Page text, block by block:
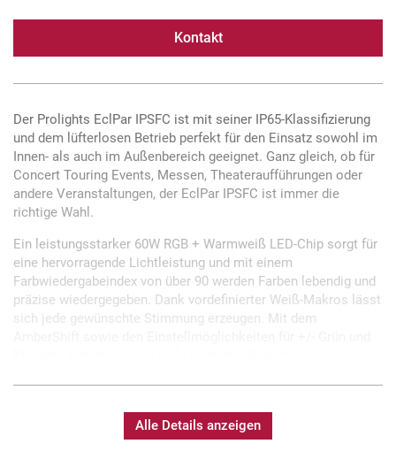
Kontakt
Der Prolights EclPar IPSFC ist mit seiner IP65-Klassifizierung
und dem lüfterlosen Betrieb perfekt für den Einsatz sowohl im
Innen- als auch im Außenbereich geeignet. Ganz gleich, ob für
Concert Touring Events, Messen, Theateraufführungen oder
andere Veranstaltungen, der EclPar IPSFC ist immer die
richtige Wahl.
Ein leistungsstarker 60W RGB + Warmweiß LED-Chip sorgt für
eine hervorragende Lichtleistung und mit einem
Farbwiedergabeindex von über 90 werden Farben lebendig und
präzise wiedergegeben. Dank vordefinierter Weiß-Makros lässt
sich jede gewünschte Stimmung erzeugen. Mit dem
noch weiter gesteigert.
Die Scheinwerfer der EclPar-Serie sind in den Größen S (60W),
Alle Details anzeigen